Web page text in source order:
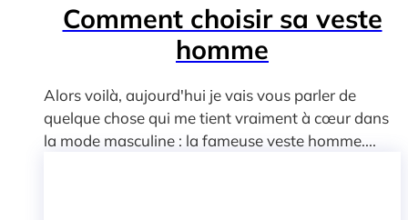
Comment choisir sa veste
homme
Alors voilà, aujourd'hui je vais vous parler de
quelque chose qui me tient vraiment à cœur dans
la mode masculine : la fameuse veste homme....